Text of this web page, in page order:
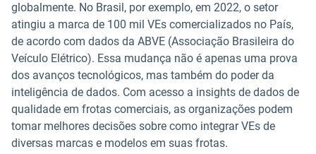
globalmente. No Brasil, por exemplo, em 2022, o setor
atingiu a marca de 100 mil VEs comercializados no País,
de acordo com dados da ABVE (Associação Brasileira do
Veículo Elétrico). Essa mudança não é apenas uma prova
dos avanços tecnológicos, mas também do poder da
inteligência de dados. Com acesso a insights de dados de
qualidade em frotas comerciais, as organizações podem
tomar melhores decisões sobre como integrar VEs de
diversas marcas e modelos em suas frotas.